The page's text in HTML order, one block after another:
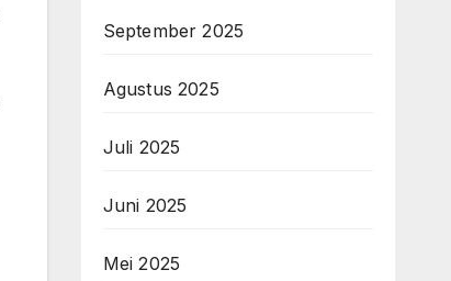
September 2025
Agustus 2025
Juli 2025
Juni 2025
Mei 2025